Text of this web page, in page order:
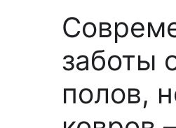
заботы
полов,